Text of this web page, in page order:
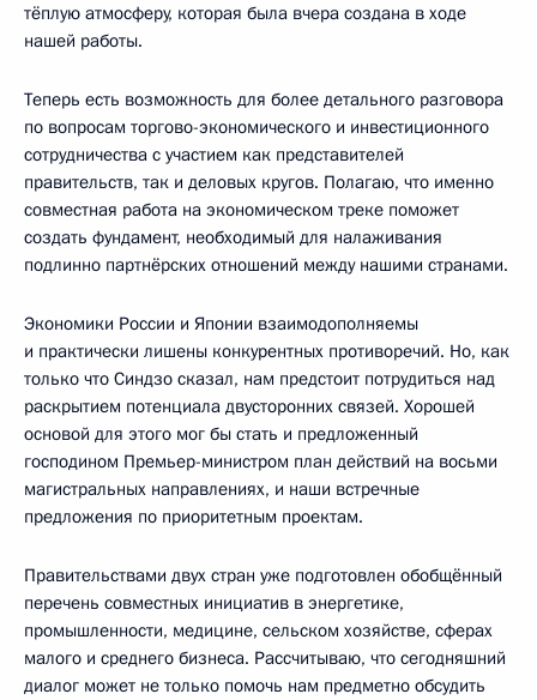
тёплую атмосферу, которая была вчера создана в ходе
нашей работы.
Теперь есть возможность для более детального разговора
по вопросам торгово-экономического и инвестиционного
сотрудничества с участием как представителей
правительств, так и деловых кругов. Полагаю, что именно
совместная работа на экономическом треке поможет
создать фундамент, необходимый для налаживания
подлинно партнёрских отношений между нашими странами.
Экономики России и Японии взаимодополняемы
и практически лишены конкурентных противоречий. Но, как
только что Синдзо сказал, нам предстоит потрудиться над
раскрытием потенциала двусторонних связей. Хорошей
основой для этого мог бы стать и предложенный
господином Премьер-министром план действий на восьми
магистральных направлениях, и наши встречные
предложения по приоритетным проектам.
Правительствами двух стран уже подготовлен обобщённый
перечень совместных инициатив в энергетике,
промышленности, медицине, сельском хозяйстве, сферах
малого и среднего бизнеса. Рассчитываю, что сегодняшний
диалог может не только помочь нам предметно обсудить